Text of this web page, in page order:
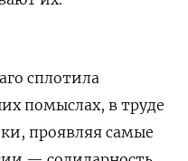
сплотила
помыслах, в труде
проявляя самые